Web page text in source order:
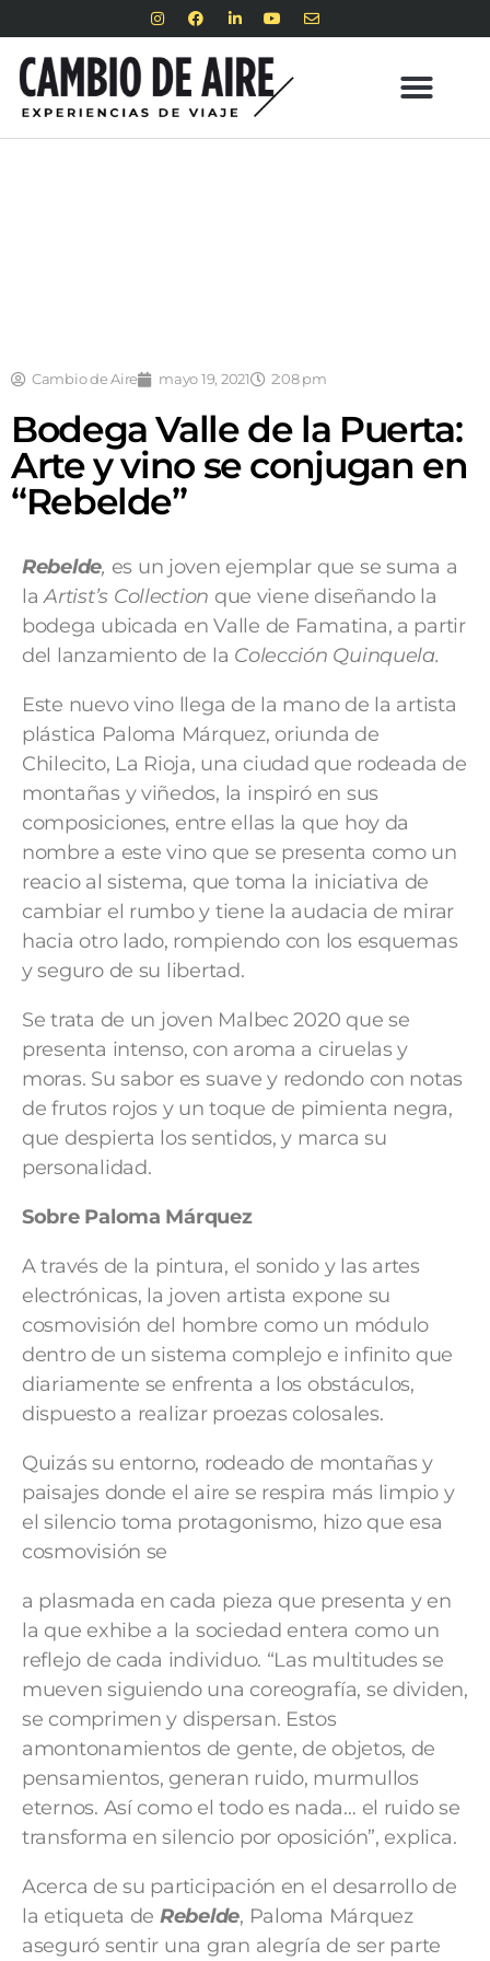
Cambio de Aire mayo 19, 2021 2:08 pm
Bodega Valle de la Puerta:
Arte y vino se conjugan en
“Rebelde”
Rebelde, es un joven ejemplar que se suma a
laArtist’s Collection que viene diseñando la
bodega ubicada en Valle de Famatina, a partir
del lanzamiento de la Colección Quinquela.
Este nuevo vino llega de la mano de la artista
plástica Paloma Márquez, oriunda de
Chilecito, La Rioja, una ciudad que rodeada de
montañas y viñedos, la inspiró en sus
composiciones, entre ellas la que hoy da
nombre a este vino que se presenta como un
reacio al sistema, que toma la iniciativa de
cambiar el rumbo y tiene la audacia de mirar
hacia otro lado, rompiendo con los esquemas
y seguro de su libertad.
Se trata de un joven Malbec 2020 que se
presenta intenso, con aroma a ciruelas y
moras. Su sabor es suave y redondo con notas
de frutos rojos y un toque de pimienta negra,
que despierta los sentidos, y marca su
personalidad.
Sobre Paloma Márquez
A través de la pintura, el sonido y las artes
electrónicas, la joven artista expone su
cosmovisión del hombre como un módulo
dentro de un sistema complejo e infinito que
diariamente se enfrenta a los obstáculos,
dispuesto a realizar proezas colosales.
Quizás su entorno, rodeado de montañas y
paisajes donde el aire se respira más limpio y
el silencio toma protagonismo, hizo que esa
cosmovisión se
a plasmada en cada pieza que presenta y en
la que exhibe a la sociedad entera como un
reflejo de cada individuo. “Las multitudes se
mueven siguiendo una coreografía, se dividen,
se comprimen y dispersan. Estos
amontonamientos de gente, de objetos, de
pensamientos, generan ruido, murmullos
eternos. Así como el todo es nada… el ruido se
transforma en silencio por oposición”, explica.
Acerca de su participación en el desarrollo de
la etiqueta de Rebelde, Paloma Márquez
aseguró sentir una gran alegría de ser parte